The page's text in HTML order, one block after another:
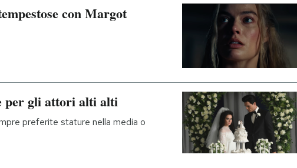
con Margot
per gli attori alti alti
preferite stature nella media o